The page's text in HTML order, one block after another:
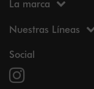
La marca
Nuestras Líneas
Social